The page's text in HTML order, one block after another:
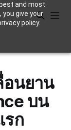
and most
give your
policy.
อนยาน
บน
รก